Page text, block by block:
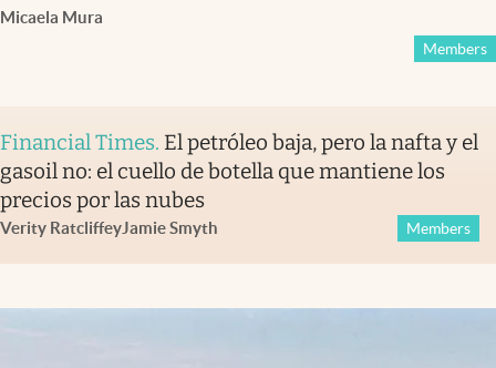
Micaela Mura
Members
Financial Times. El petróleo baja, pero la nafta y el
gasoil no: el cuello de botella que mantiene los
precios por las nubes
Verity RatcliffeyJamie Smyth Members